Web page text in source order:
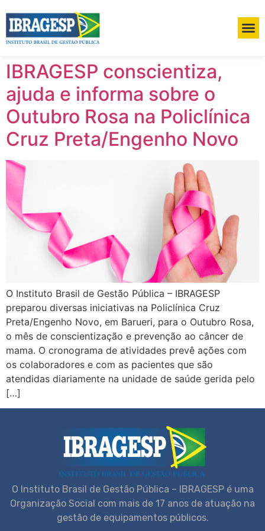
IBRAGESP conscientiza,
ajuda e informa sobre o
Outubro Rosa na Policlínica
Cruz Preta/Engenho Novo
O Instituto Brasil de Gestão Pública – IBRAGESP
preparou diversas iniciativas na Policlínica Cruz
Preta/Engenho Novo, em Barueri, para o Outubro Rosa,
o mês de conscientização e prevenção ao câncer de
mama. O cronograma de atividades prevê ações com
os colaboradores e com as pacientes que são
atendidas diariamente na unidade de saúde gerida pelo
[…]
O Instituto Brasil de Gestão Pública – IBRAGESP é uma
Organização Social com mais de 17 anos de atuação na
gestão de equipamentos públicos.